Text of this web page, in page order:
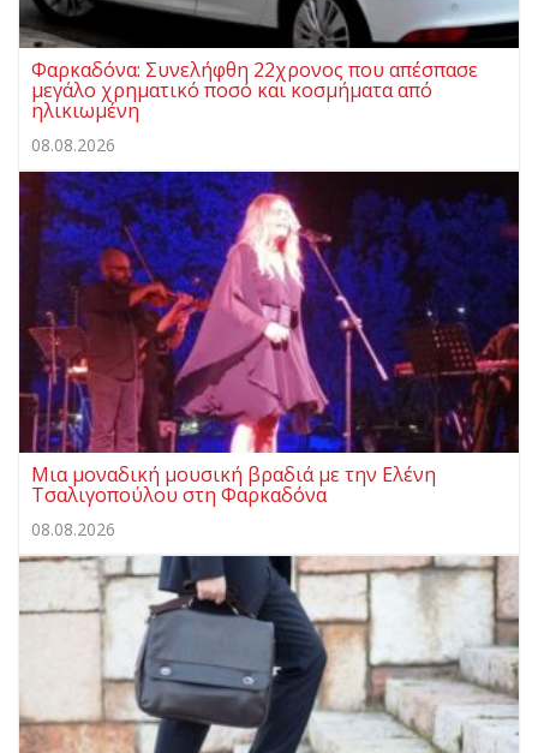
Φαρκαδόνα: Συνελήφθη 22χρονος που απέσπασε
μεγάλο χρηματικό ποσό και κοσμήματα από
ηλικιωμένη
08.08.2026
Μια μοναδική μουσική βραδιά με την Ελένη
Τσαλιγοπούλου στη Φαρκαδόνα
08.08.2026